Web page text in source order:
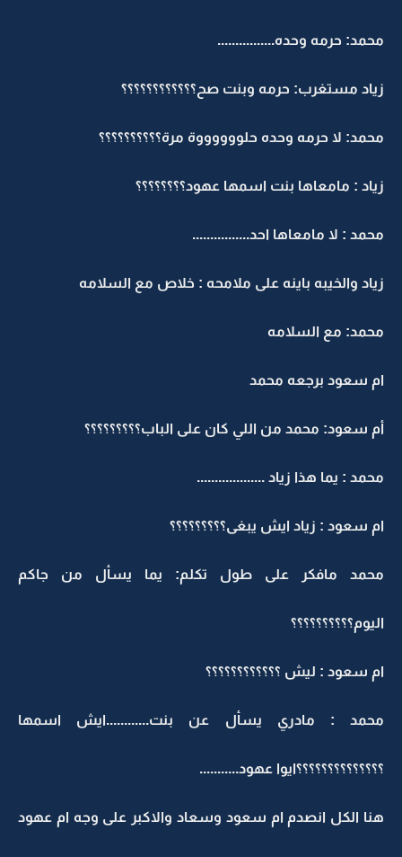
محمد: حرمه وحده................
زياد مستغرب: حرمه وبنت صح؟؟؟؟؟؟؟؟؟؟؟؟
محمد: لا حرمه وحده حلووووووة مرة؟؟؟؟؟؟؟؟؟؟
زياد : مامعاها بنت اسمها عهود؟؟؟؟؟؟؟؟
محمد : لا مامعاها احد................
زياد والخيبه باينه على ملامحه : خلاص مع السلامه
محمد: مع السلامه
ام سعود برجعه محمد
أم سعود: محمد من اللي كان على الباب؟؟؟؟؟؟؟؟؟
محمد : يما هذا زياد ...................
ام سعود : زياد ايش يبغى؟؟؟؟؟؟؟؟؟
محمد مافكر على طول تكلم: يما يسأل من جاكم
اليوم؟؟؟؟؟؟؟؟؟؟
ام سعود : ليش ؟؟؟؟؟؟؟؟؟؟؟؟
محمد : مادري يسأل عن بنت............ايش اسمها
؟؟؟؟؟؟؟؟؟؟؟؟؟؟ايوا عهود...........
هنا الكل انصدم ام سعود وسعاد والاكبر على وجه ام عهود